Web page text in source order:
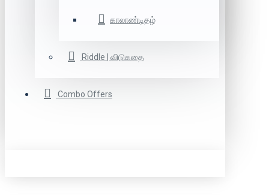
காலாண்டிதழ்
Riddle | விடுகதை
Combo Offers